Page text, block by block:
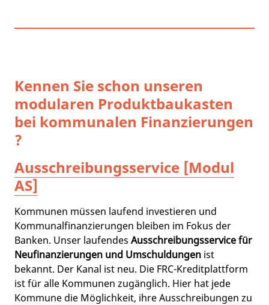
Kennen Sie schon unseren
modularen Produktbaukasten
bei kommunalen Finanzierungen
?
Ausschreibungsservice [Modul
AS]
Kommunen müssen laufend investieren und
Kommunalfinanzierungen bleiben im Fokus der
Banken. Unser laufendes Ausschreibungsservice für
Neufinanzierungen und Umschuldungen ist
bekannt. Der Kanal ist neu. Die FRC-Kreditplattform
ist für alle Kommunen zugänglich. Hier hat jede
Kommune die Möglichkeit, ihre Ausschreibungen zu